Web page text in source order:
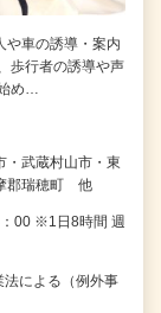
や車の誘導・案内
歩行者の誘導や声
め…
・武蔵村山市・東
郡瑞穂町 他
00 ※1日8時間 週
による（例外事